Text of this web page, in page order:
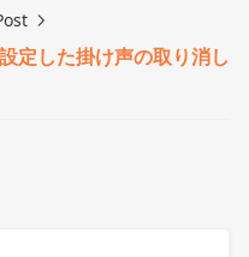
定した掛け声の取り消し